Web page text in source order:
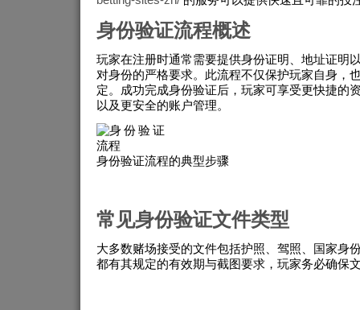
身份验证流程概述
玩家在注册时通常需要提供身份证明、地址证明
对身份的严格要求。此流程不仅保护玩家自身，
定。成功完成身份验证后，玩家可享受更快捷的
以及更安全的账户管理。
身份验证流程的典型步骤
常见身份验证文件类型
大多数赌场接受的文件包括护照、驾照、国家身
都有其规定的有效期与截图要求，玩家务必确保